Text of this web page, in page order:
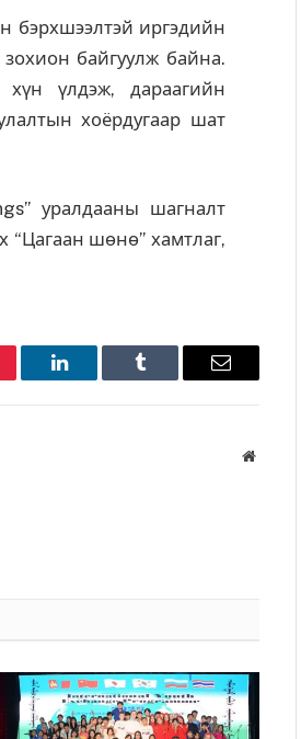
бэрхшээлтэй иргэдийн
байгуулж байна.
хүн үлдэж, дараагийн
хоёрдугаар шат
уралдааны шагналт
“Цагаан шөнө” хамтлаг,
LinkedIn Tumblr Имэйл
Вэбсайт